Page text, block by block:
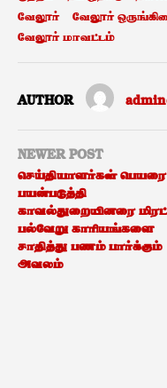
வேலூர்
வேலூர்
வேலூர் மாவட்டம்
AUTHOR
NEWER POST
செய்தியாளர்கள் பெயரை
பயன்படுத்தி
காவல்துறையினரை
பல்வேறு காரியங்களை
சாதித்து பணம் பார்க்கும்
அவலம்